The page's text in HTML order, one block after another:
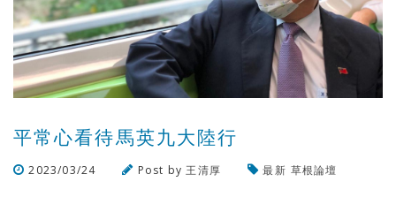
平常心看待馬英九大陸行
2023/03/24 Post by 王清厚 最新 草根論壇